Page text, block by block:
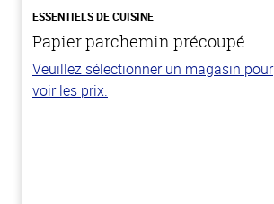
ESSENTIELS DE CUISINE
Papier parchemin précoupé
Veuillez sélectionner un magasin pour
voir les prix.